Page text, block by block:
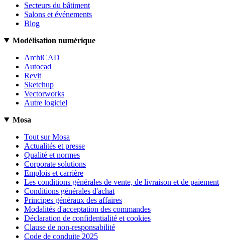
Secteurs du bâtiment
Salons et événements
Blog
Modélisation numérique
ArchiCAD
Autocad
Revit
Sketchup
Vectorworks
Autre logiciel
Mosa
Tout sur Mosa
Actualités et presse
Qualité et normes
Corporate solutions
Emplois et carrière
Les conditions générales de vente, de livraison et de paiement
Conditions générales d'achat
Principes généraux des affaires
Modalités d'acceptation des commandes
Déclaration de confidentialité et cookies
Clause de non-responsabilité
Code de conduite 2025